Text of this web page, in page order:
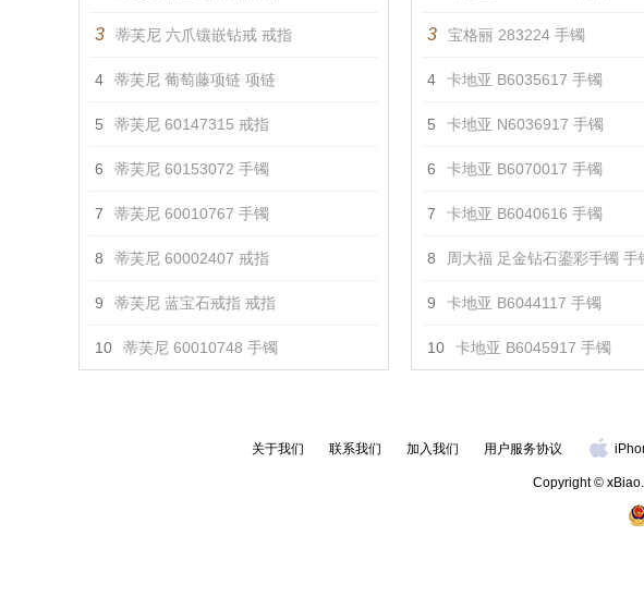
3 蒂芙尼 六爪镶嵌钻戒 戒指
4 蒂芙尼 葡萄藤项链 项链
5 蒂芙尼 60147315 戒指
6 蒂芙尼 60153072 手镯
7 蒂芙尼 60010767 手镯
8 蒂芙尼 60002407 戒指
9 蒂芙尼 蓝宝石戒指 戒指
10 蒂芙尼 60010748 手镯
3 宝格丽 283224 手镯
4 卡地亚 B6035617 手镯
5 卡地亚 N6036917 手镯
6 卡地亚 B6070017 手镯
7 卡地亚 B6040616 手镯
8 周大福 足金钻石鎏彩手镯 手
9 卡地亚 B6044117 手镯
10 卡地亚 B6045917 手镯
关于我们 联系我们 加入我们 用户服务协议
Copyright ©